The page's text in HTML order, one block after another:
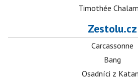
Timothée
Zestolu.cz
Carcassonne
Bang
Osadníci z